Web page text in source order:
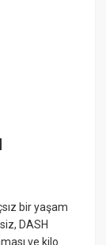
bir yaşam
DASH
ve kilo